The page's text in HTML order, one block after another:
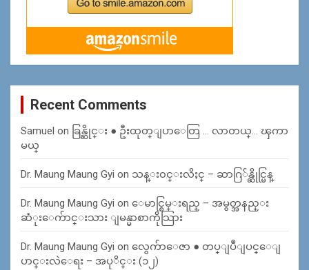
Recent Comments
Samuel on ခြန္ဆိုင္း ● ဦးထုတ္ျပာေတြ … လာတယ္… ၾကာ
မယ္
Dr. Maung Maung Gyi on သန္း၀င္းလိႈင္ – ဆာဂြ်န္ဆိုင္မြန္
Dr. Maung Maung Gyi on ေမာင္စြမ္းရည္ – အမွတ္အနည္း
ဆံုးေက်ာင္းသား ျမန္မာစာကိုသြား
Dr. Maung Maung Gyi on လွေက်ာေဇာ ● တပ္ျပဳျပင္ေျ
ပာင္းလဲေရး – အပုိင္း (၁၂)